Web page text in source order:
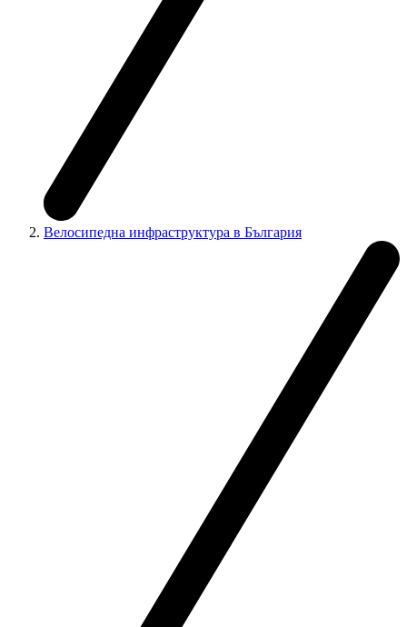
Велосипедна инфраструктура в България